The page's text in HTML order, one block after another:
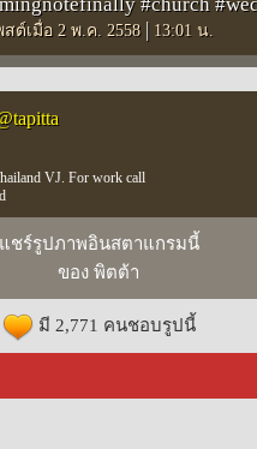
สต์เมื่อ 2 พ.ค. 2558 | 13:01 น.
VJ. For work call
แชร์รูปภาพอินสตาแกรมนี้
ของ พิตต้า
มี 2,771 คนชอบรูปนี้